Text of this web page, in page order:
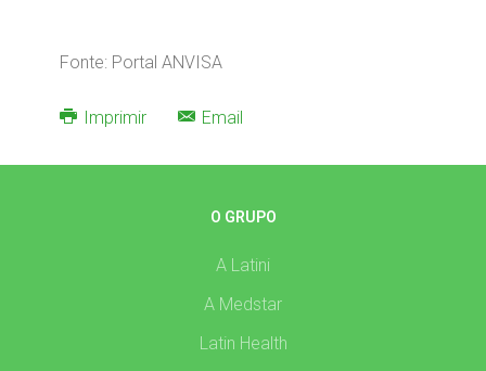
Fonte: Portal ANVISA
Imprimir Email
O GRUPO
A Latini
A Medstar
Latin Health